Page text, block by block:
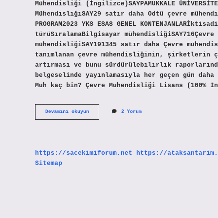
Mühendisliği (İngilizce)SAYPAMUKKALE
MühendisliğiSAY29 satır daha Odtü çevre
PROGRAM2023 YKS ESAS GENEL
türüSıralamaBilgisayar
mühendisliğiSAY191345 satır daha Çevre
tanımlanan çevre mühendisliğinin, şirketlerin
artırması ve bunu sürdürülebilirlik
belgeselinde yayınlamasıyla her geçen gün
Müh kaç bin? Çevre Mühendisliği Lisans (100%
Devamını okuyunEn
Iyi
2 Yorum
https://sacekimiforum.net
https://
Sitemap